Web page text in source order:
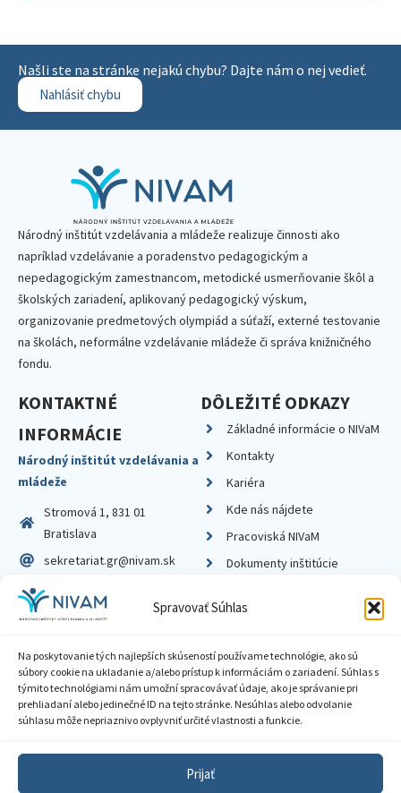
Spravovať Súhlas
Na poskytovanie tých najlepších skúseností používame technológie, ako sú
súbory cookie na ukladanie a/alebo prístup k informáciám o zariadení. Súhlas s
týmito technológiami nám umožní spracovávať údaje, ako je správanie pri
prehliadaní alebo jedinečné ID na tejto stránke. Nesúhlas alebo odvolanie
súhlasu môže nepriaznivo ovplyvniť určité vlastnosti a funkcie.
Prijať
Našli ste na stránke nejakú chybu? Dajte nám o nej vedieť.
Nahlásiť chybu
Národný inštitút vzdelávania a mládeže realizuje činnosti ako
napríklad vzdelávanie a poradenstvo pedagogickým a
nepedagogickým zamestnancom, metodické usmerňovanie škôl a
školských zariadení, aplikovaný pedagogický výskum,
organizovanie predmetových olympiád a súťaží, externé testovanie
na školách, neformálne vzdelávanie mládeže či správa knižničného
fondu.
KONTAKTNÉ
INFORMÁCIE
Národný inštitút vzdelávania a
mládeže
Stromová 1, 831 01
Bratislava
sekretariat.gr@nivam.sk
IČO: 00164348
DIČ: 2020798714
DÔLEŽITÉ ODKAZY
Základné informácie o NIVaM
Kontakty
Kariéra
Kde nás nájdete
Pracoviská NIVaM
Dokumenty inštitúcie
Zásady ochrany súkromia
Sprístupnenie informácií